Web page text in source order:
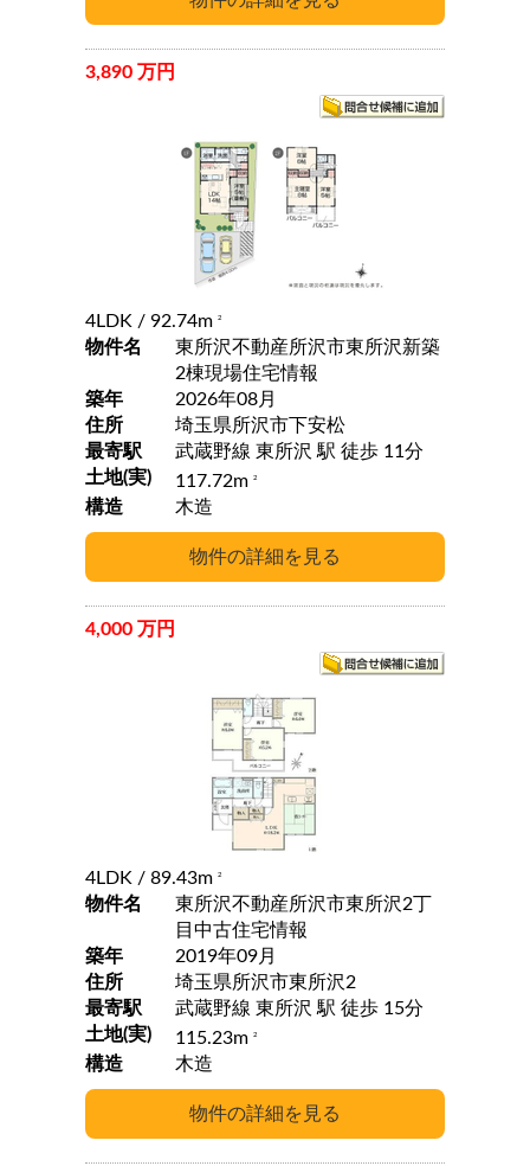
3,890 万円
4LDK / 92.74m 2
物件名
東所沢不動産所沢市東所沢新築
2棟現場住宅情報
築年
2026年08月
住所
埼玉県所沢市下安松
最寄駅
武蔵野線 東所沢 駅 徒歩 11分
土地(実)
117.72m 2
構造 木造
4,000 万円
4LDK / 89.43m 2
物件名
東所沢不動産所沢市東所沢2丁
目中古住宅情報
築年
2019年09月
住所
埼玉県所沢市東所沢2
最寄駅
武蔵野線 東所沢 駅 徒歩 15分
土地(実)
115.23m 2
構造 木造